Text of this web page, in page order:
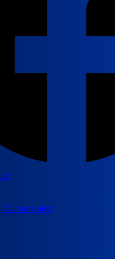
Vacature alert